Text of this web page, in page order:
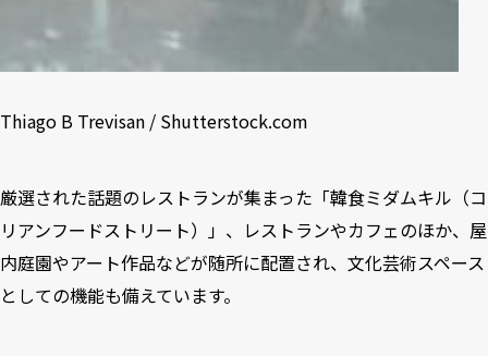
Thiago B Trevisan / Shutterstock.com
厳選された話題のレストランが集まった「韓食ミダムキル（コ
リアンフードストリート）」、レストランやカフェのほか、屋
内庭園やアート作品などが随所に配置され、文化芸術スペース
としての機能も備えています。